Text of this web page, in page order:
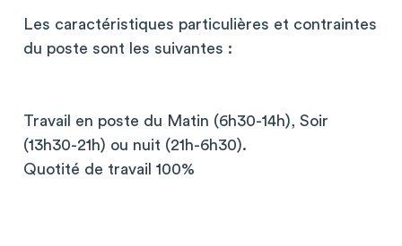
Les caractéristiques particulières et contraintes
du poste sont les suivantes :
Travail en poste du Matin (6h30-14h), Soir
(13h30-21h) ou nuit (21h-6h30).
Quotité de travail 100%